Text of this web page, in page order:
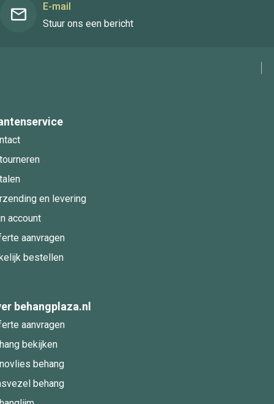
E-mail
Stuur ons een bericht
en levering
account
aanvragen
bestellen
behangplaza.nl
aanvragen
bekijken
behang
behang